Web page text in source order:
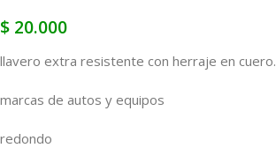
$ 20.000
llavero extra resistente con herraje en cuero.
marcas de autos y equipos
redondo